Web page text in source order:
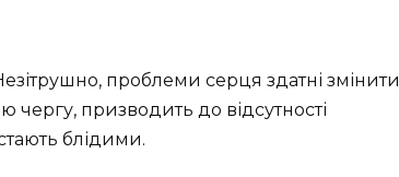
проблеми серця здатні змінити
чергу, призводить до відсутності
блідими.